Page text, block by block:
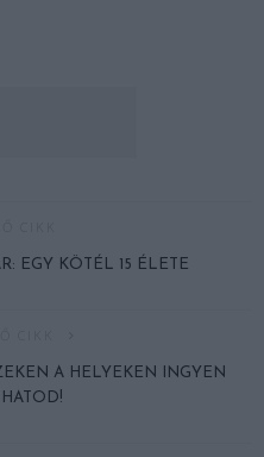
EGY KÖTÉL 15 ÉLETE
A HELYEKEN INGYEN